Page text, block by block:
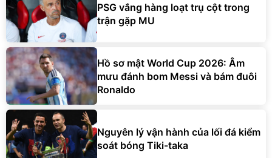
PSG vắng hàng loạt trụ cột trong
trận gặp MU
Hồ sơ mật World Cup 2026: Âm
mưu đánh bom Messi và bám đuôi
Ronaldo
Nguyên lý vận hành của lối đá kiểm
soát bóng Tiki-taka